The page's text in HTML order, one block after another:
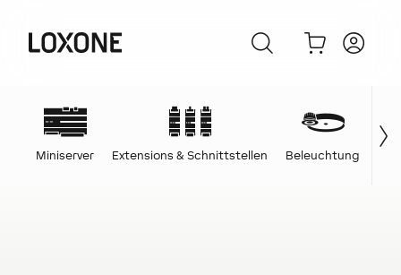
Miniserver Extensions & Schnittstellen Beleuchtung